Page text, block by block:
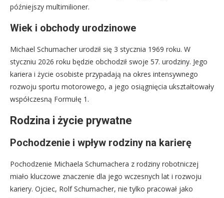
późniejszy multimilioner.
Wiek i obchody urodzinowe
Michael Schumacher urodził się 3 stycznia 1969 roku. W
styczniu 2026 roku będzie obchodził swoje 57. urodziny. Jego
kariera i życie osobiste przypadają na okres intensywnego
rozwoju sportu motorowego, a jego osiągnięcia ukształtowały
współczesną Formułę 1.
Rodzina i życie prywatne
Pochodzenie i wpływ rodziny na karierę
Pochodzenie Michaela Schumachera z rodziny robotniczej
miało kluczowe znaczenie dla jego wczesnych lat i rozwoju
kariery. Ojciec, Rolf Schumacher, nie tylko pracował jako